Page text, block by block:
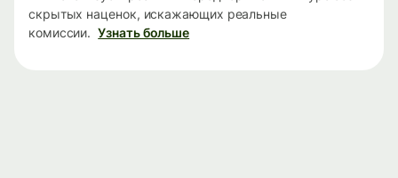
скрытых наценок, искажающих реальные
комиссии. Узнать больше